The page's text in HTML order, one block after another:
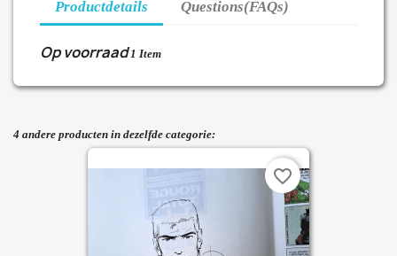
Productdetails Questions(FAQs)
Op voorraad 1 Item
4 andere producten in dezelfde categorie:
favorite_border